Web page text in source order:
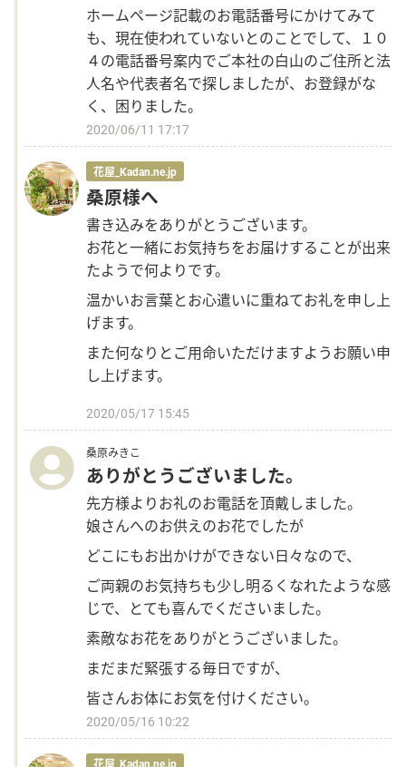
ホームページ記載のお電話番号にかけてみて
も、現在使われていないとのことでして、１０
４の電話番号案内でご本社の白山のご住所と法
人名や代表者名で探しましたが、お登録がな
く、困りました。
2020/06/11 17:17
花屋_Kadan.ne.jp
桑原様へ
書き込みをありがとうございます。
お花と一緒にお気持ちをお届けすることが出来
たようで何よりです。
温かいお言葉とお心遣いに重ねてお礼を申し上
げます。
また何なりとご用命いただけますようお願い申
し上げます。
2020/05/17 15:45
桑原みきこ
ありがとうございました。
先方様よりお礼のお電話を頂戴しました。
娘さんへのお供えのお花でしたが
どこにもお出かけができない日々なので、
ご両親のお気持ちも少し明るくなれたような感
じで、とても喜んでくださいました。
素敵なお花をありがとうございました。
まだまだ緊張する毎日ですが、
皆さんお体にお気を付けください。
2020/05/16 10:22
花屋_Kadan.ne.jp